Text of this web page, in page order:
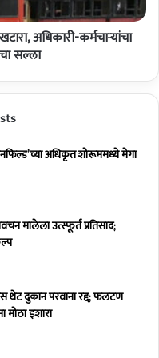
अधिकारी-कर्मचार्‍यांचा
सल्ला
अधिकृत शोरूममध्ये मेगा
मालेला उत्स्फूर्त प्रतिसाद;
थेट दुकान परवाना रद्द; फलटण
मोठा इशारा